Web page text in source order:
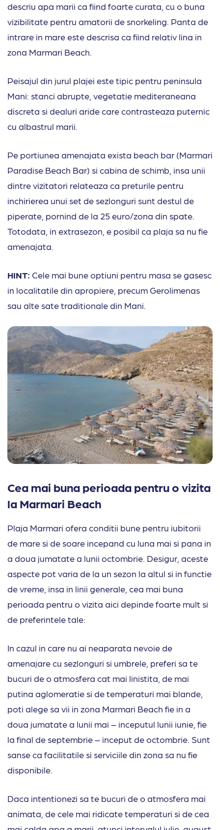
descriu apa marii ca fiind foarte curata, cu o buna
vizibilitate pentru amatorii de snorkeling. Panta de
intrare in mare este descrisa ca fiind relativ lina in
zona Marmari Beach.
Peisajul din jurul plajei este tipic pentru peninsula
Mani: stanci abrupte, vegetatie mediteraneana
discreta si dealuri aride care contrasteaza puternic
cu albastrul marii.
Pe portiunea amenajata exista beach bar (Marmari
Paradise Beach Bar) si cabina de schimb, insa unii
dintre vizitatori relateaza ca preturile pentru
inchirierea unui set de sezlonguri sunt destul de
piperate, pornind de la 25 euro/zona din spate.
Totodata, in extrasezon, e posibil ca plaja sa nu fie
amenajata.
HINT: Cele mai bune optiuni pentru masa se gasesc
in localitatile din apropiere, precum Gerolimenas
sau alte sate traditionale din Mani.
Cea mai buna perioada pentru o vizita
la Marmari Beach
Plaja Marmari ofera conditii bune pentru iubitorii
de mare si de soare incepand cu luna mai si pana in
a doua jumatate a lunii octombrie. Desigur, aceste
aspecte pot varia de la un sezon la altul si in functie
de vreme, insa in linii generale, cea mai buna
perioada pentru o vizita aici depinde foarte mult si
de preferintele tale:
In cazul in care nu ai neaparata nevoie de
amenajare cu sezlonguri si umbrele, preferi sa te
bucuri de o atmosfera cat mai linistita, de mai
putina aglomeratie si de temperaturi mai blande,
poti alege sa vii in zona Marmari Beach fie in a
doua jumatate a lunii mai – inceputul lunii iunie, fie
la final de septembrie – inceput de octombrie. Sunt
sanse ca facilitatile si serviciile din zona sa nu fie
disponibile.
Daca intentionezi sa te bucuri de o atmosfera mai
animata, de cele mai ridicate temperaturi si de cea